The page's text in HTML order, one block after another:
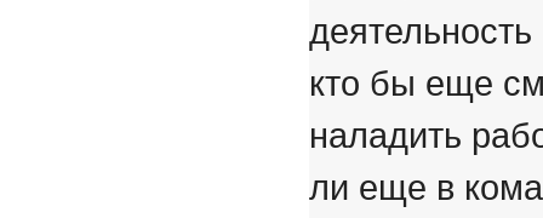
кто бы еще
наладить
ли еще в